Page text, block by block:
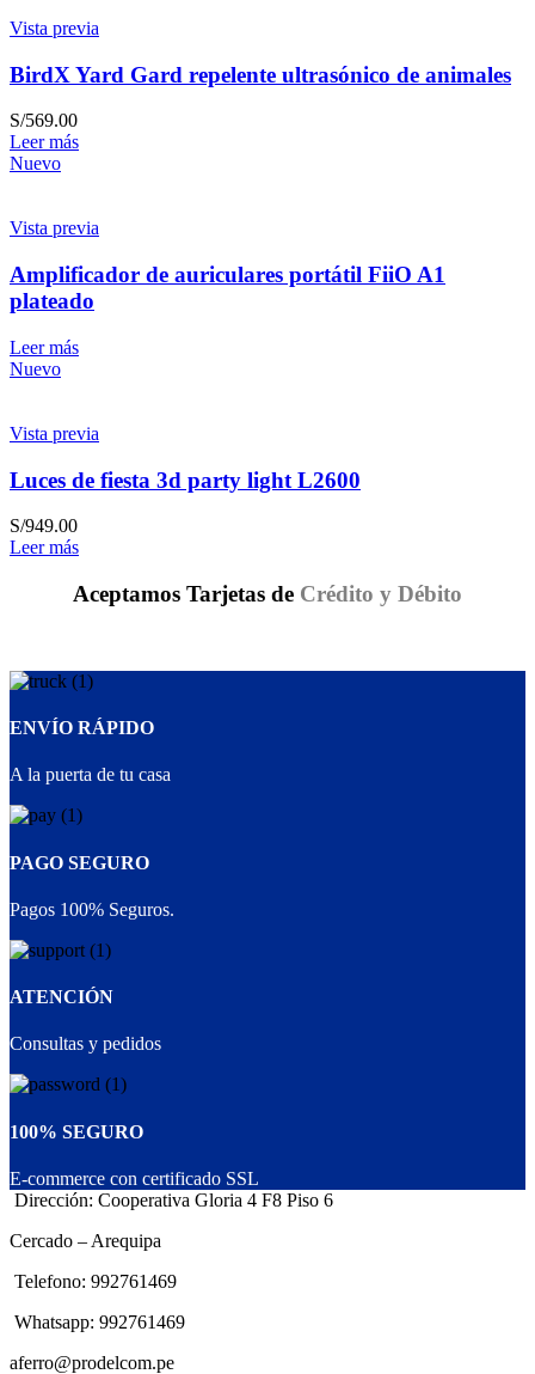
Vista previa
BirdX Yard Gard repelente ultrasónico de animales
S/569.00
Leer más
Nuevo
Vista previa
Amplificador de auriculares portátil FiiO A1
plateado
Leer más
Nuevo
Vista previa
Luces de fiesta 3d party light L2600
S/949.00
Leer más
Aceptamos Tarjetas de Crédito y Débito
ENVÍO RÁPIDO
A la puerta de tu casa
PAGO SEGURO
Pagos 100% Seguros.
ATENCIÓN
Consultas y pedidos
100% SEGURO
E-commerce con certificado SSL
Dirección: Cooperativa Gloria 4 F8 Piso 6
Cercado – Arequipa
Telefono: 992761469
Whatsapp: 992761469
aferro@prodelcom.pe